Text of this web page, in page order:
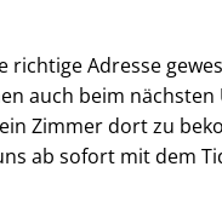
richtige Adresse
auch beim nächsten
Zimmer dort zu
ab sofort mit dem